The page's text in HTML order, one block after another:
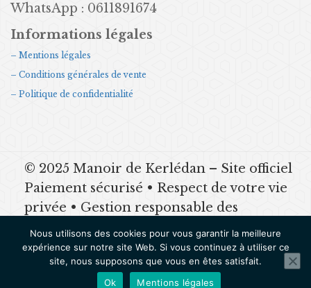
WhatsApp : 0611891674
Informations légales
– Mentions légales
– Conditions générales de vente
– Politique de confidentialité
© 2025 Manoir de Kerlédan – Site officiel
Paiement sécurisé • Respect de votre vie
privée • Gestion responsable des
données Mentions légales | CGV |
Politique de confidentialité
SUIVEZ-NOUS
Nous utilisons des cookies pour vous garantir la meilleure
expérience sur notre site Web. Si vous continuez à utiliser ce
site, nous supposons que vous en êtes satisfait.
Ok
Mentions légales